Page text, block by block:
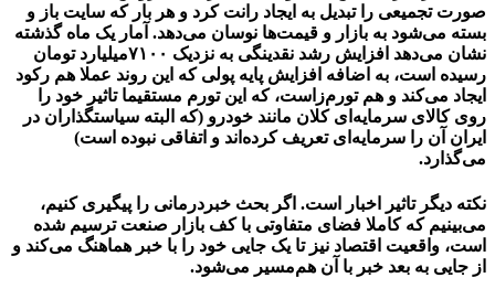
صورت تجمیعی را تبدیل به ایجاد رانت کرد و هر بار که سایت باز و
بسته می‌شود به بازار و قیمت‌ها نوسان می‌دهد. آمار یک ماه گذشته
نشان می‌دهد افزایش رشد نقدینگی به نزدیک ۷۱۰۰میلیارد تومان
رسیده است، به اضافه افزایش پایه پولی که این روند عملا هم رکود
ایجاد می‌کند و هم تورم‌زاست، که این تورم مستقیما تاثیر خود را
روی کالای سرمایه‌ای کلان مانند خودرو (که البته سیاستگذاران در
ایران آن را سرمایه‌ای تعریف کرده‌اند و اتفاقی نبوده است)
می‌گذارد.
نکته دیگر تاثیر اخبار است. اگر بحث خبردرمانی را پیگیری کنیم،
می‌بینیم که کاملا فضای متفاوتی با کف بازار صنعت ترسیم شده
است، واقعیت اقتصاد نیز تا یک جایی خود را با خبر هماهنگ می‌کند و
از جایی به بعد خبر با آن هم‌مسیر می‌شود.